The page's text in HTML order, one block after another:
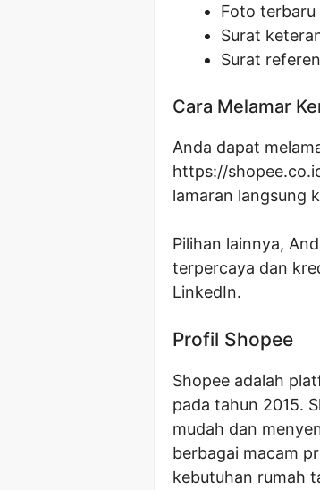
Foto terbaru
Surat
Surat
Cara Melamar
Anda dapat
https://
lamaran langsung
Pilihan lainnya,
terpercaya dan
LinkedIn.
Profil Shopee
Shopee adalah
pada tahun 2015.
mudah dan
berbagai macam
kebutuhan rumah